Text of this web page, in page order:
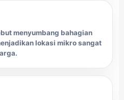
menyumbang bahagian
lokasi mikro sangat